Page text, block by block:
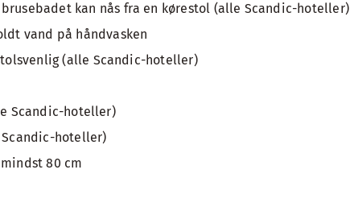
kan nås fra en kørestol (alle Scandic-hoteller)
vand på håndvasken
(alle Scandic-hoteller)
Scandic-hoteller)
hoteller)
80 cm